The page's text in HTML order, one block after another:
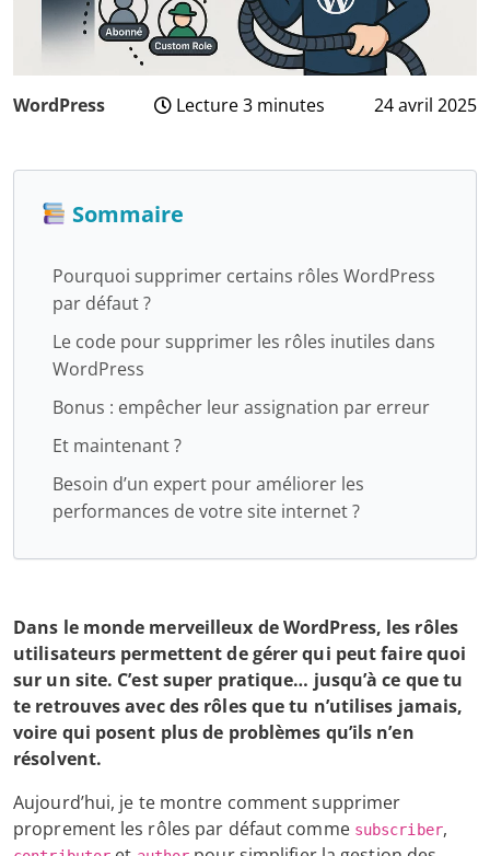
WordPress Lecture 3 minutes 24 avril 2025
30
Sommaire
Pourquoi supprimer certains rôles WordPress
par défaut ?
Le code pour supprimer les rôles inutiles dans
WordPress
Bonus : empêcher leur assignation par erreur
Et maintenant ?
Besoin d’un expert pour améliorer les
performances de votre site internet ?
Dans le monde merveilleux de WordPress, les rôles
utilisateurs permettent de gérer qui peut faire quoi
sur un site. C’est super pratique… jusqu’à ce que tu
te retrouves avec des rôles que tu n’utilises jamais,
voire qui posent plus de problèmes qu’ils n’en
résolvent.
Aujourd’hui, je te montre comment supprimer
proprement les rôles par défaut comme subscriber,